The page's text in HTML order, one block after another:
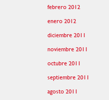
febrero 2012
enero 2012
diciembre 2011
noviembre 2011
octubre 2011
septiembre 2011
agosto 2011